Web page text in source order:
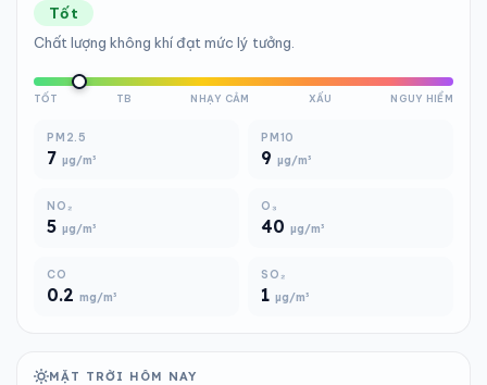
Tốt
Chất lượng không khí đạt mức lý tưởng.
TỐT TB NHẠY CẢM XẤU NGUY HIỂM
PM2.5
7 µg/m³
PM10
9 µg/m³
NO₂
5 µg/m³
O₃
40 µg/m³
CO
0.2 mg/m³
SO₂
1 µg/m³
MẶT TRỜI HÔM NAY